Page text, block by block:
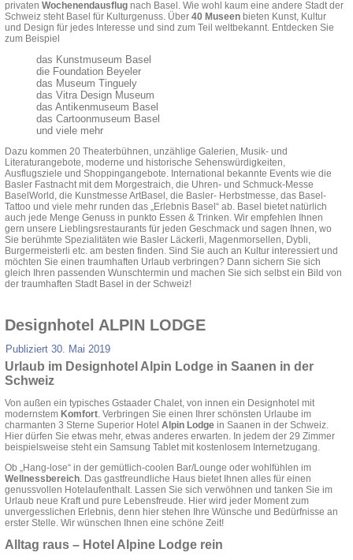
privaten Wochenendausflug nach Basel. Wie wohl kaum eine andere Stadt der
Schweiz steht Basel für Kulturgenuss. Über 40 Museen bieten Kunst, Kultur
und Design für jedes Interesse und sind zum Teil weltbekannt. Entdecken Sie
zum Beispiel
das Kunstmuseum Basel
die Foundation Beyeler
das Museum Tinguely
das Vitra Design Museum
das Antikenmuseum Basel
das Cartoonmuseum Basel
und viele mehr
Dazu kommen 20 Theaterbühnen, unzählige Galerien, Musik- und
Literaturangebote, moderne und historische Sehenswürdigkeiten,
Ausflugsziele und Shoppingangebote. International bekannte Events wie die
Basler Fastnacht mit dem Morgestraich, die Uhren- und Schmuck-Messe
BaselWorld, die Kunstmesse ArtBasel, die Basler- Herbstmesse, das Basel-
Tattoo und viele mehr runden das „Erlebnis Basel“ ab. Basel bietet natürlich
auch jede Menge Genuss in punkto Essen & Trinken. Wir empfehlen Ihnen
gern unsere Lieblingsrestaurants für jeden Geschmack und sagen Ihnen, wo
Sie berühmte Spezialitäten wie Basler Läckerli, Magenmorsellen, Dybli,
Burgermeisterli etc. am besten finden. Sind Sie auch an Kultur interessiert und
möchten Sie einen traumhaften Urlaub verbringen? Dann sichern Sie sich
gleich Ihren passenden Wunschtermin und machen Sie sich selbst ein Bild von
der traumhaften Stadt Basel in der Schweiz!
Designhotel ALPIN LODGE
Publiziert 30. Mai 2019
Urlaub im Designhotel Alpin Lodge in Saanen in der
Schweiz
Von außen ein typisches Gstaader Chalet, von innen ein Designhotel mit
modernstem Komfort. Verbringen Sie einen Ihrer schönsten Urlaube im
charmanten 3 Sterne Superior Hotel Alpin Lodge in Saanen in der Schweiz.
Hier dürfen Sie etwas mehr, etwas anderes erwarten. In jedem der 29 Zimmer
beispielsweise steht ein Samsung Tablet mit kostenlosem Internetzugang.
Ob „Hang-lose“ in der gemütlich-coolen Bar/Lounge oder wohlfühlen im
Wellnessbereich. Das gastfreundliche Haus bietet Ihnen alles für einen
genussvollen Hotelaufenthalt. Lassen Sie sich verwöhnen und tanken Sie im
Urlaub neue Kraft und pure Lebensfreude. Hier wird jeder Moment zum
unvergesslichen Erlebnis, denn hier stehen Ihre Wünsche und Bedürfnisse an
erster Stelle. Wir wünschen Ihnen eine schöne Zeit!
Alltag raus – Hotel Alpine Lodge rein